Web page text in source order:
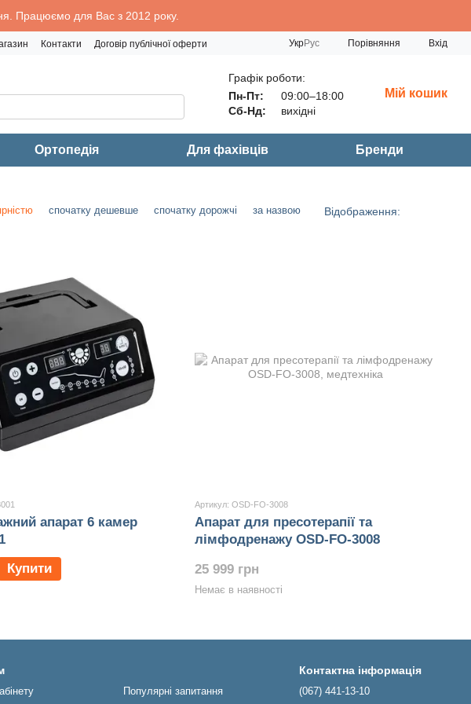
Працюємо для Вас з 2012 року.
Контакти
Договір публічної оферти
УкрРус Порівняння Вхід
Графік роботи:
Пн-Пт:
09:00–18:00
Сб-Нд:
вихідні
Мій кошик
Ортопедія Для фахівців Бренди
спочатку дешевше спочатку дорожчі за назвою Відображення:
апарат 6 камер
Купити
Артикул: OSD-FO-3008
Апарат для пресотерапії та
лімфодренажу OSD-FO-3008
25 999 грн
Немає в наявності
Популярні запитання
Контактна інформація
(067) 441-13-10